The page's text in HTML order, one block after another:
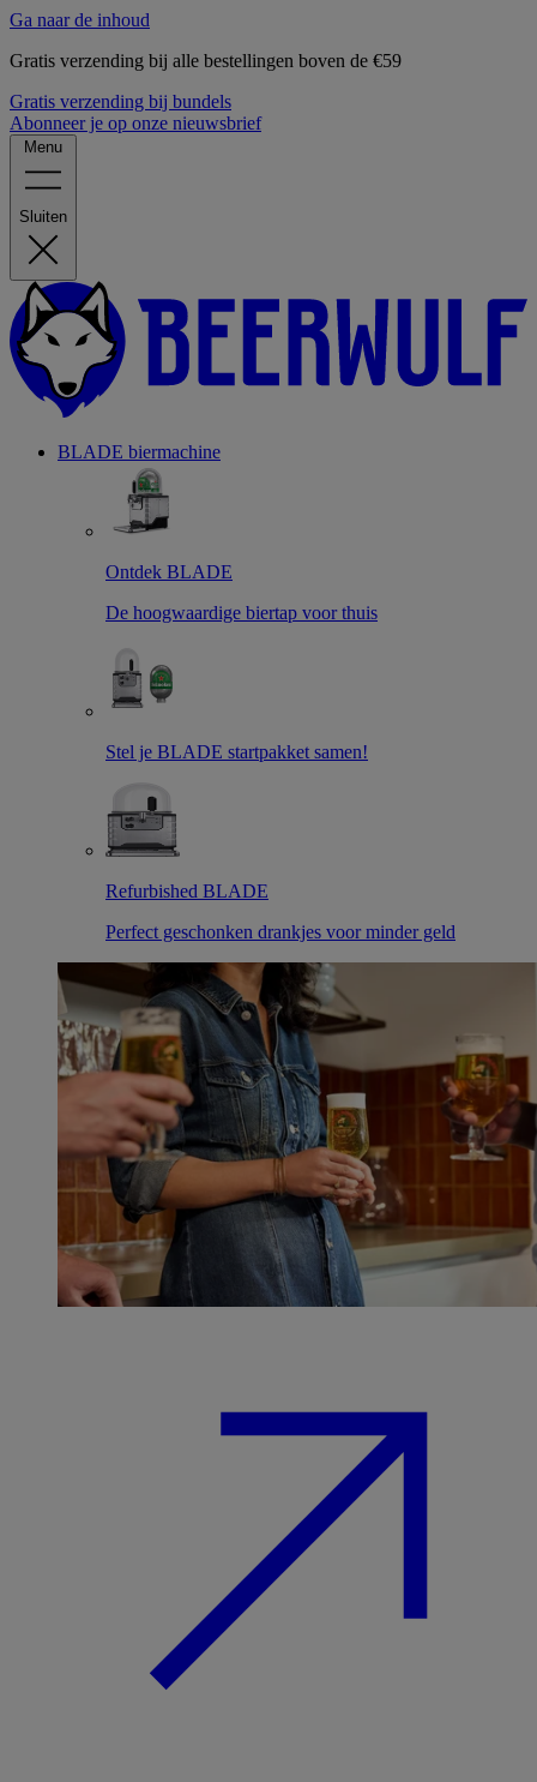
Ga naar de inhoud
Gratis verzending bij alle bestellingen boven de €59
Gratis verzending bij bundels
Abonneer je op onze nieuwsbrief
Menu
Sluiten
BLADE biermachine
Ontdek BLADE
De hoogwaardige biertap voor thuis
Stel je BLADE startpakket samen!
Refurbished BLADE
Perfect geschonken drankjes voor minder geld